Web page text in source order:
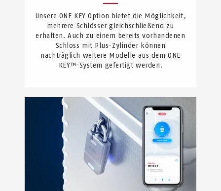
Unsere ONE KEY Option bietet die Möglichkeit,
mehrere Schlösser gleichschließend zu
erhalten. Auch zu einem bereits vorhandenen
Schloss mit Plus-Zylinder können
nachträglich weitere Modelle aus dem ONE
KEY™-System gefertigt werden.